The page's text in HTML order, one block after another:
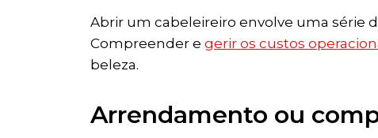
Abrir um cabeleireiro envolve uma série
Compreender egerir os custos
beleza.
Arrendamento ou